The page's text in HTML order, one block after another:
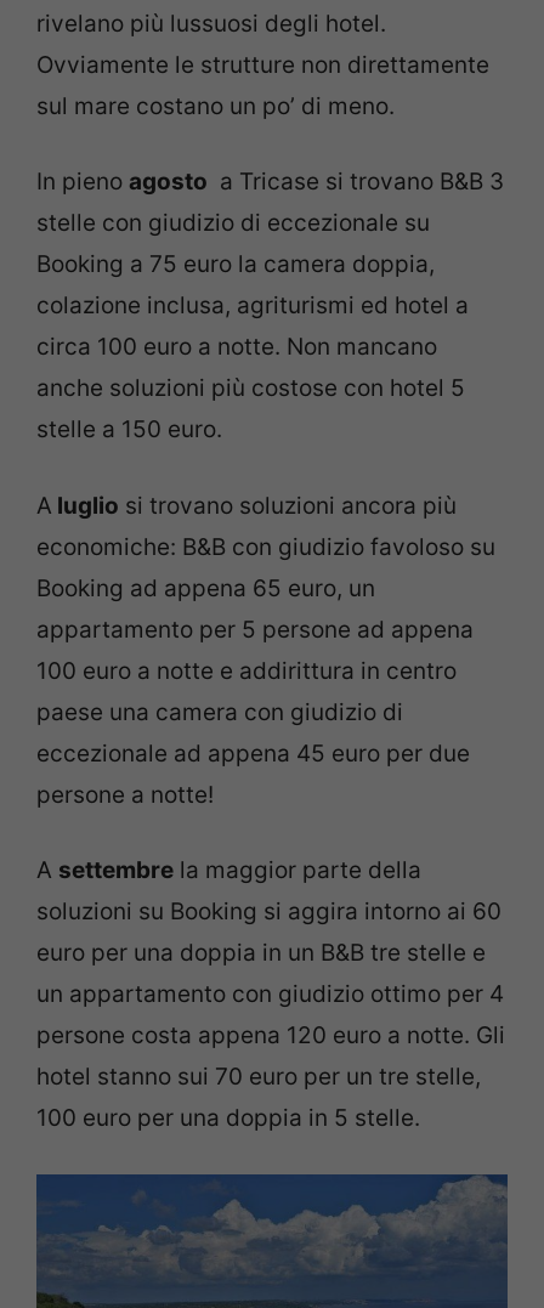
rivelano più lussuosi degli hotel.
Ovviamente le strutture non direttamente
sul mare costano un po’ di meno.
In pieno agosto a Tricase si trovano B&B 3
stelle con giudizio di eccezionale su
Booking a 75 euro la camera doppia,
colazione inclusa, agriturismi ed hotel a
circa 100 euro a notte. Non mancano
anche soluzioni più costose con hotel 5
stelle a 150 euro.
A luglio si trovano soluzioni ancora più
economiche: B&B con giudizio favoloso su
Booking ad appena 65 euro, un
appartamento per 5 persone ad appena
100 euro a notte e addirittura in centro
paese una camera con giudizio di
eccezionale ad appena 45 euro per due
persone a notte!
A settembre la maggior parte della
soluzioni su Booking si aggira intorno ai 60
euro per una doppia in un B&B tre stelle e
un appartamento con giudizio ottimo per 4
persone costa appena 120 euro a notte. Gli
hotel stanno sui 70 euro per un tre stelle,
100 euro per una doppia in 5 stelle.